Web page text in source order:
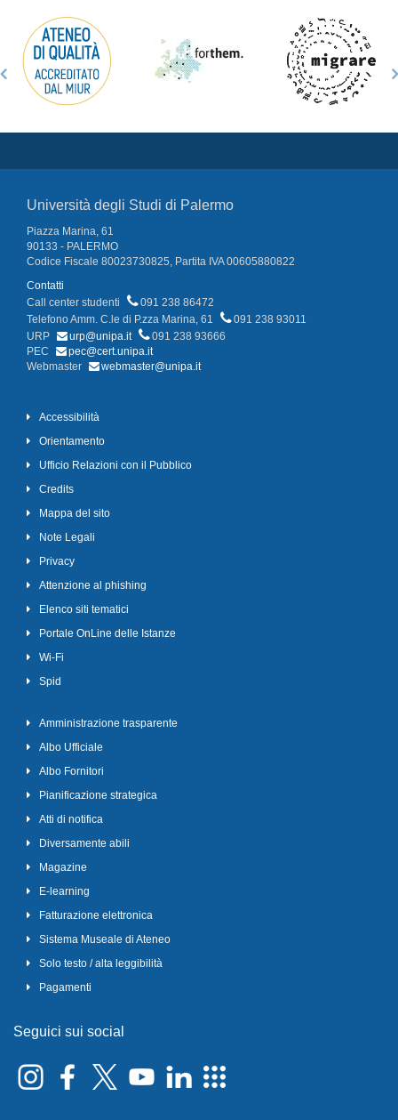
Università degli Studi di Palermo
Piazza Marina, 61
90133 - PALERMO
Codice Fiscale 80023730825, Partita IVA 00605880822
Contatti
Call center studenti
091 238 86472
Telefono Amm. C.le di P.zza Marina, 61
091 238 93011
URP
urp@unipa.it
091 238 93666
PEC
pec@cert.unipa.it
Webmaster
webmaster@unipa.it
Accessibilità
Orientamento
Ufficio Relazioni con il Pubblico
Credits
Mappa del sito
Note Legali
Privacy
Attenzione al phishing
Elenco siti tematici
Portale OnLine delle Istanze
Wi-Fi
Spid
Amministrazione trasparente
Albo Ufficiale
Albo Fornitori
Pianificazione strategica
Atti di notifica
Diversamente abili
Magazine
E-learning
Fatturazione elettronica
Sistema Museale di Ateneo
Solo testo / alta leggibilità
Pagamenti
Seguici sui social